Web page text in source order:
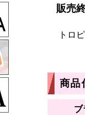
販売
トロ
商品
ブ